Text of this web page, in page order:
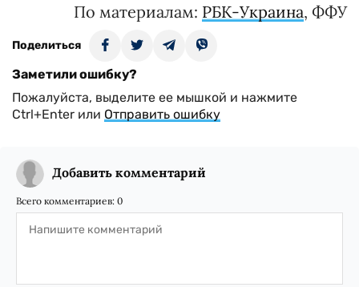
По материалам: РБК-Украина, ФФУ
Поделиться
Заметили ошибку?
Пожалуйста, выделите ее мышкой и нажмите
Ctrl+Enter или Отправить ошибку
Добавить комментарий
Всего комментариев: 0